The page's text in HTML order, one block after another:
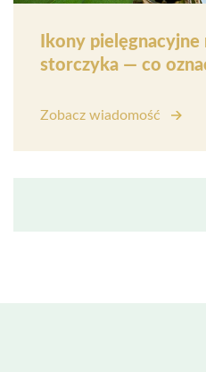
Ikony
storczyka — co
Zobacz wiadomość